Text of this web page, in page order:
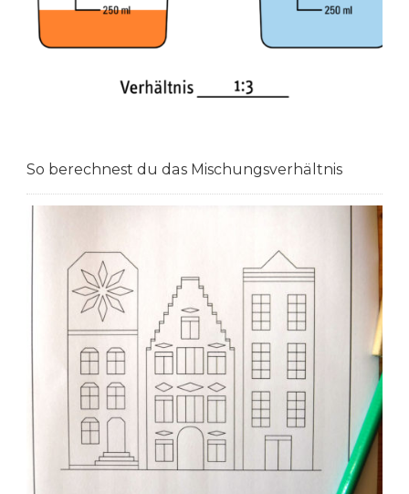
So berechnest du das Mischungsverhältnis